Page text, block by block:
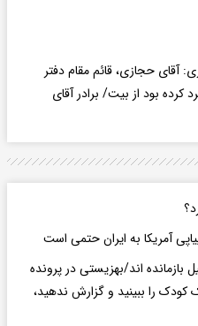
آقای حجازی، قائم مقام دفتر
را طرد کرده بود از بیت/ برادر آقای
آمریکا به ایران حتمی است
بازمانده اند/بهزیستی در پرونده
را ببینید و گزارش ندهید،